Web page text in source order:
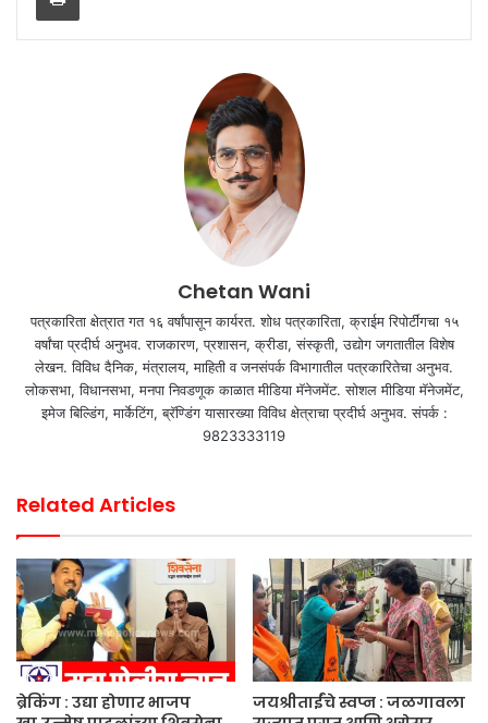
Chetan Wani
पत्रकारिता क्षेत्रात गत १६ वर्षांपासून कार्यरत. शोध पत्रकारिता, क्राईम रिपोर्टींगचा १५
वर्षांचा प्रदीर्घ अनुभव. राजकारण, प्रशासन, क्रीडा, संस्कृती, उद्योग जगतातील विशेष
लेखन. विविध दैनिक, मंत्रालय, माहिती व जनसंपर्क विभागातील पत्रकारितेचा अनुभव.
लोकसभा, विधानसभा, मनपा निवडणूक काळात मीडिया मॅनेजमेंट. सोशल मीडिया मॅनेजमेंट,
इमेज बिल्डिंग, मार्केटिंग, ब्रॅण्डिंग यासारख्या विविध क्षेत्राचा प्रदीर्घ अनुभव. संपर्क :
9823333119
Related Articles
ब्रेकिंग : उद्या होणार भाजप
जयश्रीताईंचे स्वप्न : जळगावला